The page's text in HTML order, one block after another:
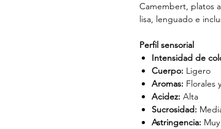
Camembert, platos
lisa, lenguado e
Perfil sensorial
Intensidad de
Cuerpo: Ligero
Aromas: Florales
Acidez: Alta
Sucrosidad:
Astringencia: